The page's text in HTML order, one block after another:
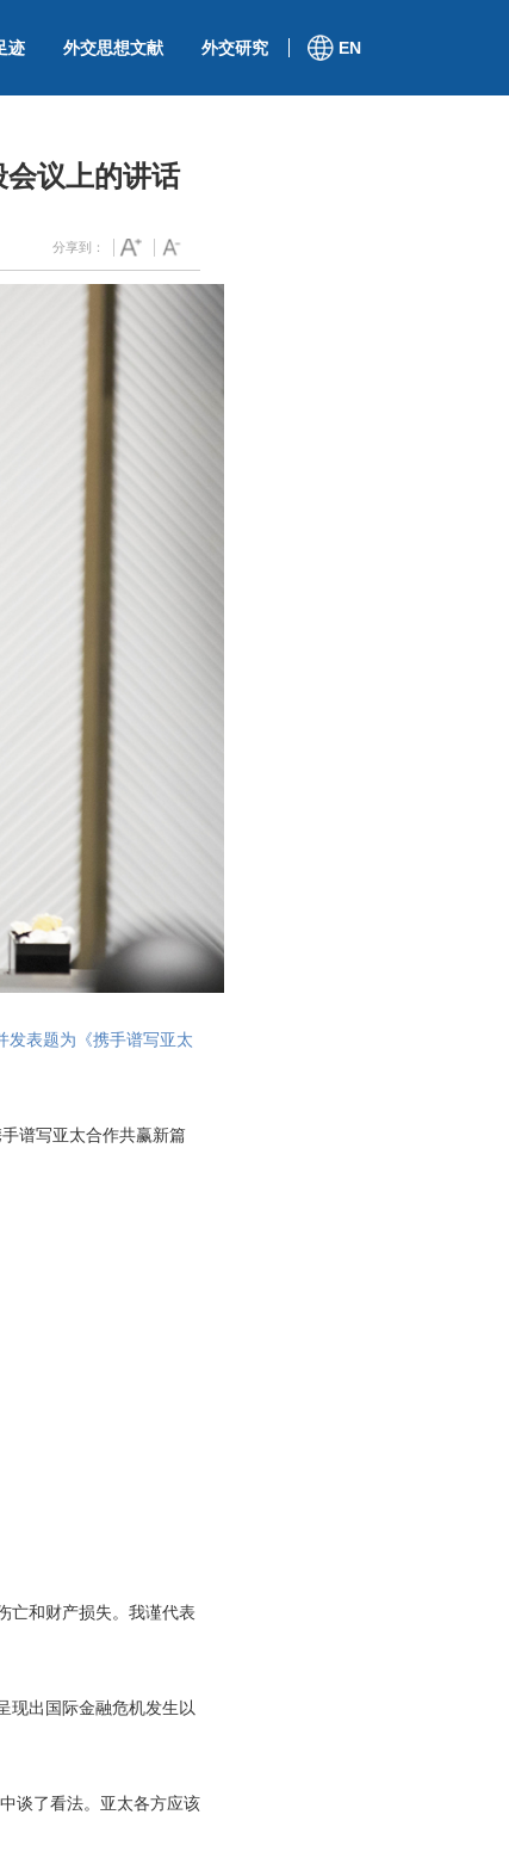
迹 外交思想文献 外交研究 EN
议上的讲话
分享到：
发表题为《携手谱写亚太
谱写亚太合作共赢新篇
亡和财产损失。我谨代表
现出国际金融危机发生以
谈了看法。亚太各方应该